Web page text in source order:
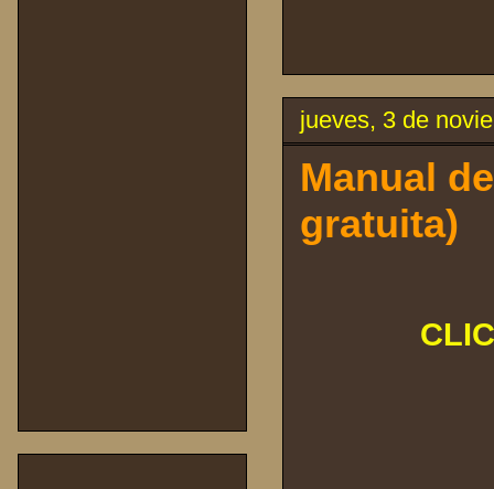
jueves, 3 de
Manual
gratuita)